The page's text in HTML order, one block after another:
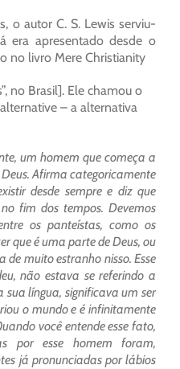
o autor C. S. Lewis serviu-
era apresentado desde o
no livro Mere Christianity
no Brasil]. Ele chamou o
– a alternativa
um homem que começa a
Afirma categoricamente
desde sempre e diz que
fim dos tempos. Devemos
os panteístas, como os
que é uma parte de Deus, ou
de muito estranho nisso. Esse
não estava se referindo a
sua língua, significava um ser
o mundo e é infinitamente
você entende esse fato,
por esse homem foram,
já pronunciadas por lábios